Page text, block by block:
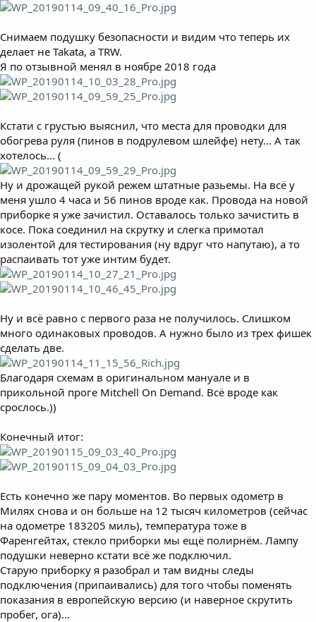
Снимаем подушку безопасности и видим что теперь их
делает не Takata, а TRW.
Я по отзывной менял в ноябре 2018 года
Кстати с грустью выяснил, что места для проводки для
обогрева руля (пинов в подрулевом шлейфе) нету... А так
хотелось... (
Ну и дрожащей рукой режем штатные разьемы. На всё у
меня ушло 4 часа и 56 пинов вроде как. Провода на новой
приборке я уже зачистил. Оставалось только зачистить в
косе. Пока соединил на скрутку и слегка примотал
изолентой для тестирования (ну вдруг что напутаю), а то
распаивать тот уже интим будет.
Ну и всё равно с первого раза не получилось. Слишком
много одинаковых проводов. А нужно было из трех фишек
сделать две.
Благодаря схемам в оригинальном мануале и в
прикольной проге Mitchell On Demand. Всё вроде как
срослось.))
Конечный итог:
Есть конечно же пару моментов. Во первых одометр в
Милях снова и он больше на 12 тысяч километров (сейчас
на одометре 183205 миль), температура тоже в
Фаренгейтах, стекло приборки мы ещё полирнём. Лампу
подушки неверно кстати всё же подключил.
Старую приборку я разобрал и там видны следы
подключения (припаивались) для того чтобы поменять
показания в европейскую версию (и наверное скрутить
пробег, ога)...